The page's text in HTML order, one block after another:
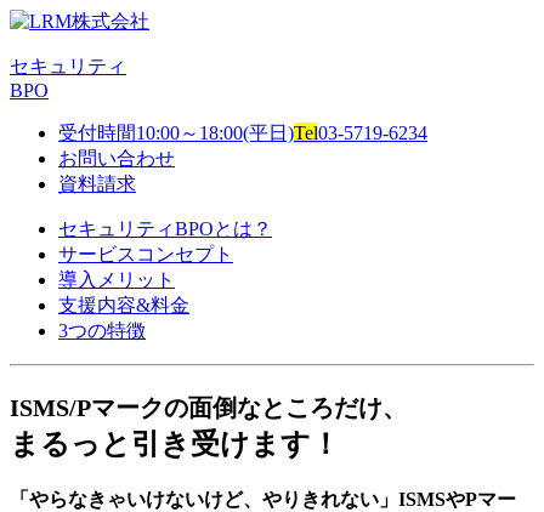
セキュリティ
BPO
受付時間10:00～18:00(平日)Tel03-5719-6234
お問い合わせ
資料請求
セキュリティBPOとは？
サービスコンセプト
導入メリット
支援内容&料金
3つの特徴
ISMS/Pマークの面倒なところだけ、
まるっと引き受けます！
「やらなきゃいけないけど、やりきれない」ISMSやPマー